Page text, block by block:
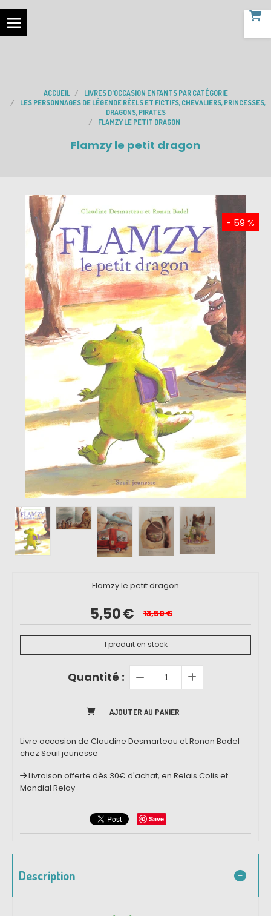
ACCUEIL
LIVRES D'OCCASION ENFANTS PAR CATÉGORIE
LES PERSONNAGES DE LÉGENDE RÉELS ET FICTIFS, CHEVALIERS, PRINCESSES,
DRAGONS, PIRATES
FLAMZY LE PETIT DRAGON
Flamzy le petit dragon
- 59 %
Flamzy le petit dragon
5,50€ 13,50€
1 produit en stock
Quantité :
AJOUTER AU PANIER
Livre occasion de Claudine Desmarteau et Ronan Badel
chez Seuil jeunesse
Livraison offerte dès 30€ d'achat, en Relais Colis et
Mondial Relay
Save
Description